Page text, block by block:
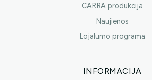
CARRA produkcija
Naujienos
Lojalumo programa
INFORMACIJA